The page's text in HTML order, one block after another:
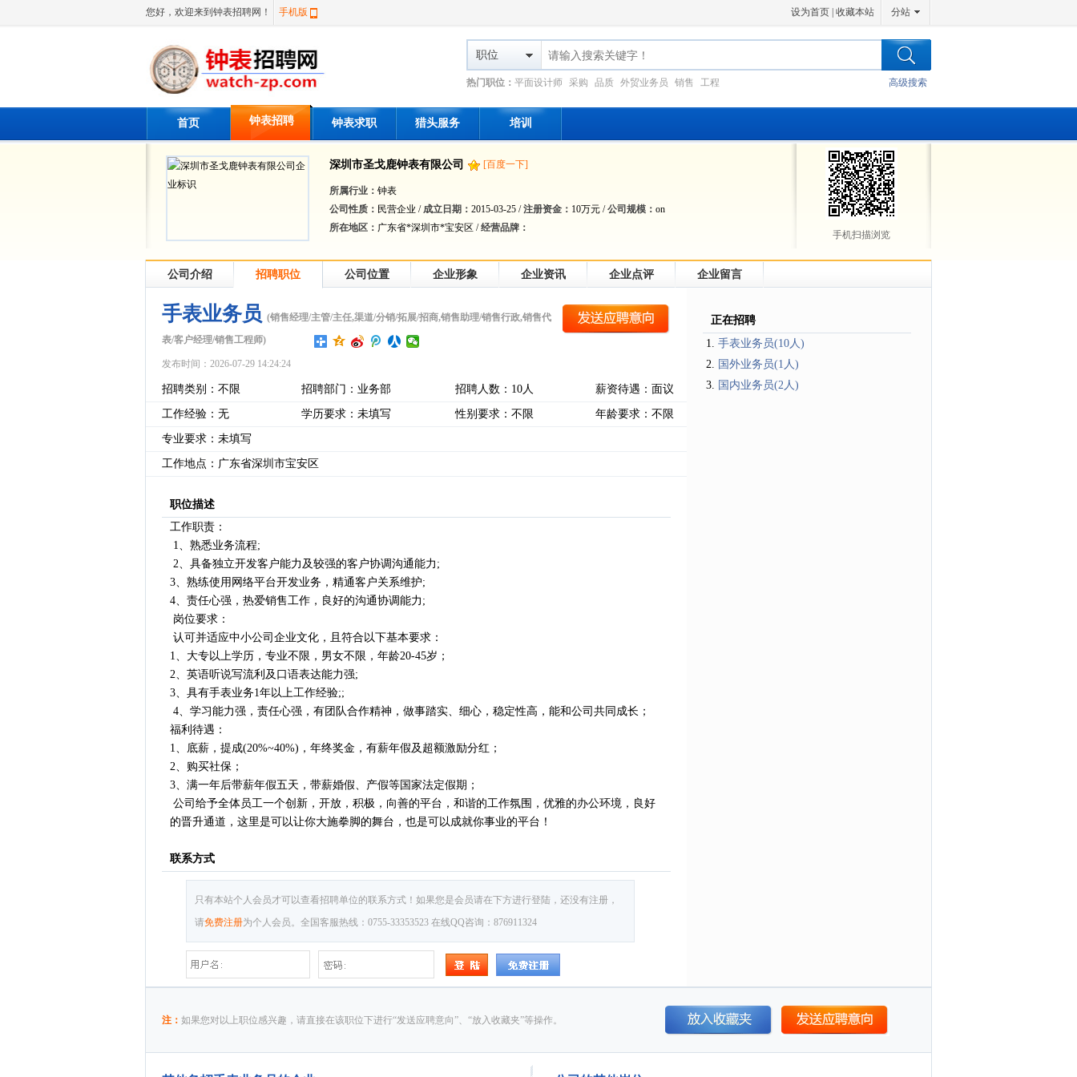
您好，欢迎来到钟表招聘网！ 手机版 设为首页 收藏本站 分站
职位
高级搜索
热门职位： 平面设计师 采购 品质 外贸业务员 销售 工程
首页 钟表招聘 钟表求职 猎头服务 培训
深圳市圣戈鹿钟表有限公司 [百度一下]
所属行业： 钟表
公司性质： 民营企业 /成立日期： 2015-03-25 /注册资金： 10万元 /公司规模： on
所在地区： 广东省*深圳市*宝安区 /经营品牌：
手机扫描浏览
公司介绍 招聘职位 公司位置 企业形象 企业资讯 企业点评 企业留言
手表业务员 (销售经理/主管/主任,渠道/分销/拓展/招商,销售助理/销售行政,销售代
表/客户经理/销售工程师)
发布时间：2026-07-29 14:24:24
招聘类别：不限 招聘部门：业务部 招聘人数：10人 薪资待遇：面议
工作经验：无 学历要求：未填写 性别要求：不限 年龄要求：不限
专业要求：未填写
工作地点：广东省深圳市宝安区
职位描述
工作职责：
1、熟悉业务流程;
2、具备独立开发客户能力及较强的客户协调沟通能力;
3、熟练使用网络平台开发业务，精通客户关系维护;
4、责任心强，热爱销售工作，良好的沟通协调能力;
岗位要求：
认可并适应中小公司企业文化，且符合以下基本要求：
1、大专以上学历，专业不限，男女不限，年龄20-45岁；
2、英语听说写流利及口语表达能力强;
3、具有手表业务1年以上工作经验;;
4、学习能力强，责任心强，有团队合作精神，做事踏实、细心，稳定性高，能和公司共同成长；
福利待遇：
1、底薪，提成(20%~40%)，年终奖金，有薪年假及超额激励分红；
2、购买社保；
3、满一年后带薪年假五天，带薪婚假、产假等国家法定假期；
公司给予全体员工一个创新，开放，积极，向善的平台，和谐的工作氛围，优雅的办公环境，良好
的晋升通道，这里是可以让你大施拳脚的舞台，也是可以成就你事业的平台！
联系方式
只有本站个人会员才可以查看招聘单位的联系方式！如果您是会员请在下方进行登陆，还没有注册，
请免费注册为个人会员。全国客服热线：0755-33353523 在线QQ咨询：876911324
正在招聘
手表业务员(10人)
国外业务员(1人)
国内业务员(2人)
注： 如果您对以上职位感兴趣，请直接在该职位下进行“发送应聘意向”、“放入收藏夹”等操作。